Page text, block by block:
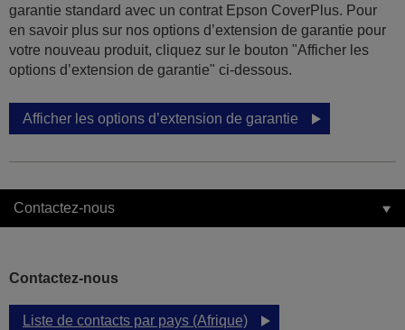
garantie standard avec un contrat Epson CoverPlus. Pour
en savoir plus sur nos options d’extension de garantie pour
votre nouveau produit, cliquez sur le bouton "Afficher les
options d’extension de garantie" ci-dessous.
Afficher les options d’extension de garantie
Contactez-nous
Contactez-nous
Liste de contacts par pays (Afrique)